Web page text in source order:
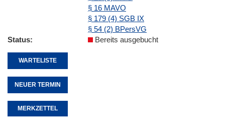
§ 16 MAVO
§ 179 (4) SGB IX
§ 54 (2) BPersVG
Status
Bereits ausgebucht
WARTELISTE
NEUER TERMIN
MERKZETTEL